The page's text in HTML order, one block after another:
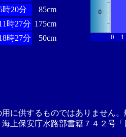
時20分
85cm
時27分 175cm
時27分
50cm 0 1
に供するものではありません
上保安庁水路部書籍７４２号